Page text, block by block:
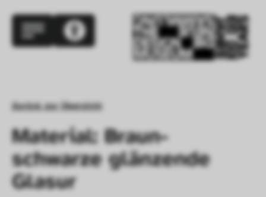
Zurück zur Übersicht
Material: Braun-
schwarze glänzende
Glasur